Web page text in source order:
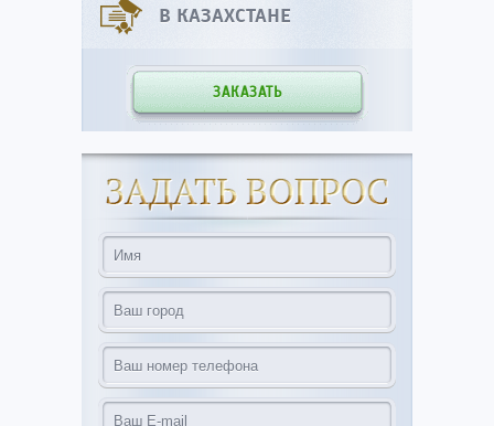
В КАЗАХСТАНЕ
ЗАКАЗАТЬ